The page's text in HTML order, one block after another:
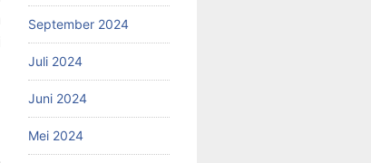
September 2024
Juli 2024
Juni 2024
Mei 2024